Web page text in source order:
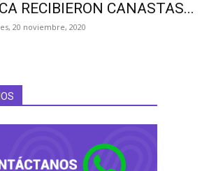
RECIBIERON CANASTAS...
20 noviembre, 2020